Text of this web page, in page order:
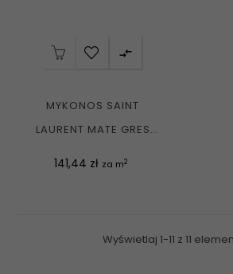

MYKONOS SAINT
LAURENT MATE GRES
Cena
141,44 zł za m2
Wyświetlaj 1-11 z 11